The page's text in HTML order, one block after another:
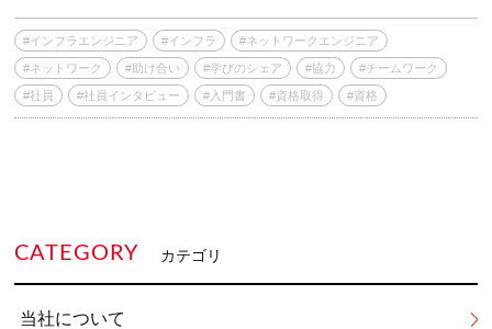
#インフラエンジニア #インフラ #ネットワークエンジニア
#ネットワーク #助け合い #学びのシェア #協力 #チームワーク
#社員 #社員インタビュー #入門書 #資格取得 #資格
CATEGORY カテゴリ
当社について